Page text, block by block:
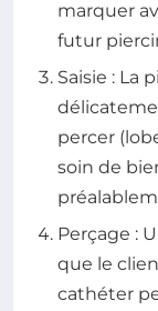
marquer
futur
Saisie : La
percer
soin de
Perçage :
que le
cathéter